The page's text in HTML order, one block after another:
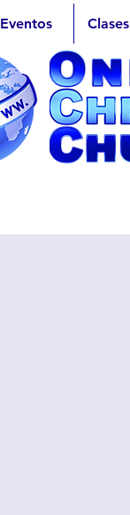
Eventos Clases